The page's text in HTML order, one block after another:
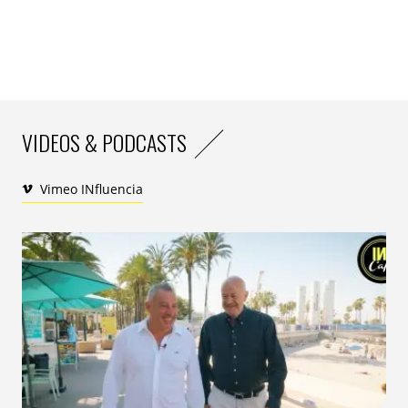
l’essentiel des déchets rejetés par la France (66 %)
restent en surface après un an, plus d’un cinquième
des océans. Pour lutter contre ce phénomène et
plastique dans leur estomac, de plus en plus
d’initiatives sont lancées afin de donner une seconde
vie aux emballages et aux bouteilles d’eau que nous
continuons d’acheter chaque jour.
Des meubles ou des tongs fabriqués avec des déchets
Certaines start-ups fabriquent des meubles ou des
tongs avec des déchets. D’autres mettent en avant les
VIDEOS & PODCASTS
Vimeo INfluencia